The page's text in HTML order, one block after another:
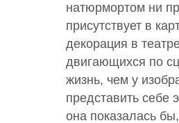
натюрмортом ни
присутствует в
декорация в
двигающихся по
жизнь, чем у
представить себе
она показалась